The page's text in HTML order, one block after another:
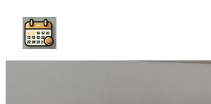
Aller
contenu